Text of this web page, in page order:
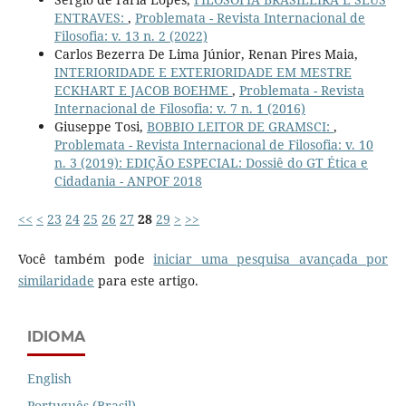
ENTRAVES: , Problemata - Revista Internacional de
Filosofia: v. 13 n. 2 (2022)
Carlos Bezerra De Lima Júnior, Renan Pires Maia,
INTERIORIDADE E EXTERIORIDADE EM MESTRE
ECKHART E JACOB BOEHME , Problemata - Revista
Internacional de Filosofia: v. 7 n. 1 (2016)
Giuseppe Tosi, BOBBIO LEITOR DE GRAMSCI: ,
Problemata - Revista Internacional de Filosofia: v. 10
n. 3 (2019): EDIÇÃO ESPECIAL: Dossiê do GT Ética e
Cidadania - ANPOF 2018
<< < 23 24 25 26 27 28 29 > >>
Você também podeiniciar uma pesquisa avançada por
similaridade para este artigo.
IDIOMA
English